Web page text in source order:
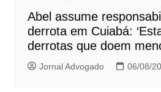
Abel assume
derrota em Cuiabá:
derrotas que doem
Jornal Advogado 06/08/